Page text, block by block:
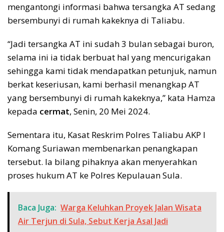
mengantongi informasi bahwa tersangka AT sedang
bersembunyi di rumah kakeknya di Taliabu.
“Jadi tersangka AT ini sudah 3 bulan sebagai buron,
selama ini ia tidak berbuat hal yang mencurigakan
sehingga kami tidak mendapatkan petunjuk, namun
berkat keseriusan, kami berhasil menangkap AT
yang bersembunyi di rumah kakeknya,” kata Hamza
kepada cermat, Senin, 20 Mei 2024.
Sementara itu, Kasat Reskrim Polres Taliabu AKP I
Komang Suriawan membenarkan penangkapan
tersebut. Ia bilang pihaknya akan menyerahkan
proses hukum AT ke Polres Kepulauan Sula.
Baca Juga: Warga Keluhkan Proyek Jalan Wisata
Air Terjun di Sula, Sebut Kerja Asal Jadi